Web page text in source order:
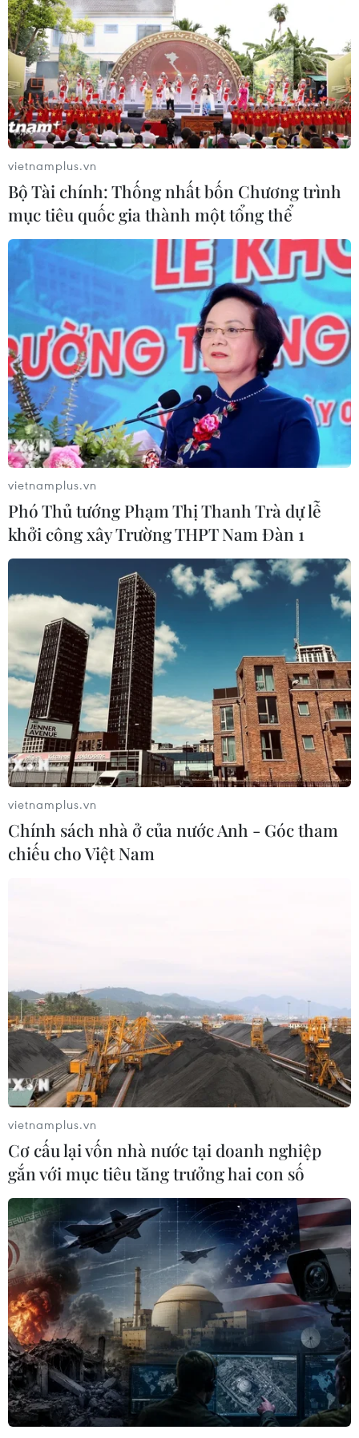
TIN CÙNG CHUYÊN MỤC
Ngân hàng Trung ương Trung Quốc
mua thêm 20 tấn vàng trong tháng 7
07/08/2026 15:21
vietnamplus.vn
Bộ Tài chính: Thống nhất bốn Chương trình
mục tiêu quốc gia thành một tổng thể
vietnamplus.vn
Phó Thủ tướng Phạm Thị Thanh Trà dự lễ
khởi công xây Trường THPT Nam Đàn 1
vietnamplus.vn
Chính sách nhà ở của nước Anh - Góc tham
chiếu cho Việt Nam
vietnamplus.vn
Cơ cấu lại vốn nhà nước tại doanh nghiệp
gắn với mục tiêu tăng trưởng hai con số